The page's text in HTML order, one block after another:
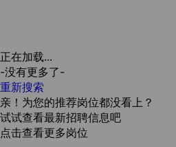
正在加载...
-没有更多了-
重新搜索
亲！为您的推荐岗位都没看上？
试试查看最新招聘信息吧
点击查看更多岗位